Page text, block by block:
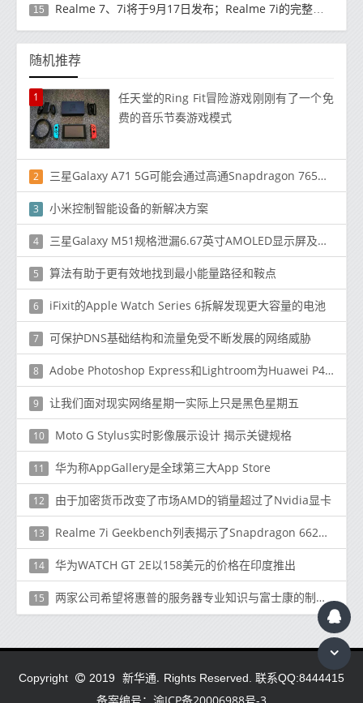
15 Realme 7、7i将于9月17日发布；Realme 7i的完整规格并导致泄漏
随机推荐
1
任天堂的Ring Fit冒险游戏刚刚有了一个免
费的音乐节奏游戏模式
2 三星Galaxy A71 5G可能会通过高通Snapdragon 765进入Verizon
3 小米控制智能设备的新解决方案
4 三星Galaxy M51规格泄漏6.67英寸AMOLED显示屏及骁龙730
5 算法有助于更有效地找到最小能量路径和鞍点
6 iFixit的Apple Watch Series 6拆解发现更大容量的电池
7 可保护DNS基础结构和流量免受不断发展的网络威胁
8 Adobe Photoshop Express和Lightroom为Huawei P40 Pro和众多Apple设备添加了镜头校正配置文件
9 让我们面对现实网络星期一实际上只是黑色星期五
10 Moto G Stylus实时影像展示设计 揭示关键规格
11 华为称AppGallery是全球第三大App Store
12 由于加密货币改变了市场AMD的销量超过了Nvidia显卡
13 Realme 7i Geekbench列表揭示了Snapdragon 662和8 GB RAM
14 华为WATCH GT 2E以158美元的价格在印度推出
15 两家公司希望将惠普的服务器专业知识与富士康的制造能力相结合
Copyright 2019 新华通. Rights Reserved. 联系QQ:8444415